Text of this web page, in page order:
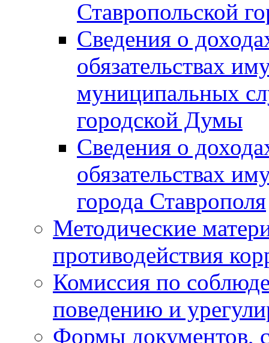
Ставропольской
Сведения о
обязательствах
муниципальных
городской Думы
Сведения о
обязательствах
города Ставрополя
Методические
противодействия
Комиссия по
поведению и
Формы документов,